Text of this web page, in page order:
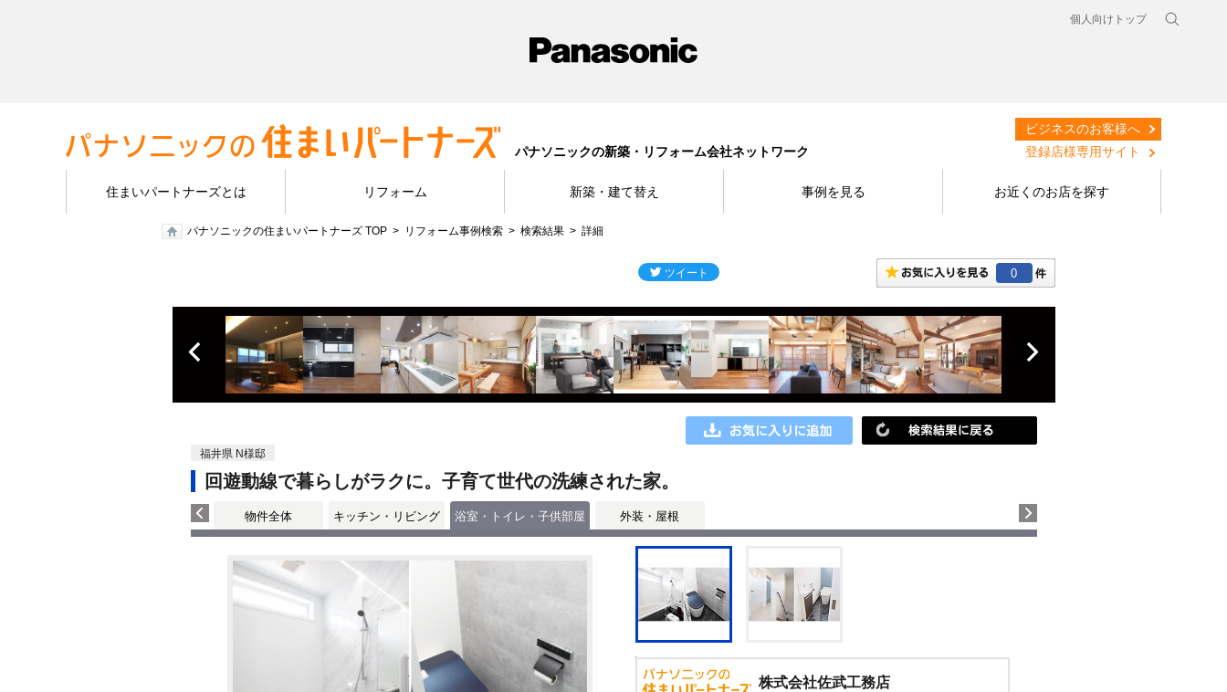
個人向けトップ
パナソニックの新築・リフォーム会社ネットワーク
ビジネスのお客様へ
登録店様専用サイト
住まいパートナーズとは リフォーム 新築・建て替え 事例を見る お近くのお店を探す
パナソニックの住まいパートナーズ TOP リフォーム事例検索 検索結果 詳細
0
福井県 N様邸
回遊動線で暮らしがラクに。子育て世代の洗練された家。
物件全体 キッチン・リビング 浴室・トイレ・子供部屋 外装・屋根
株式会社佐武工務店